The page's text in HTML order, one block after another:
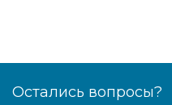
Остались вопросы?